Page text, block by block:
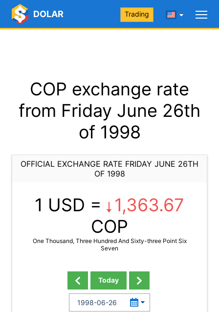
DOLAR Trading
COP exchange rate
from Friday June 26th
of 1998
OFFICIAL EXCHANGE RATE FRIDAY JUNE 26TH
OF 1998
1 USD =
1,363.67
COP
One Thousand, Three Hundred And Sixty-three Point Six
Seven
Today